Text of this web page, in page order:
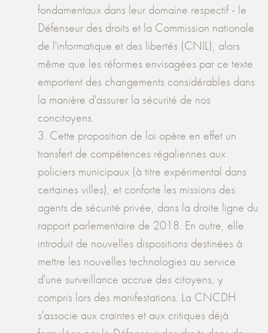
fondamentaux dans leur domaine respectif - le
Défenseur des droits et la Commission nationale
de l'informatique et des libertés (CNIL), alors
même que les réformes envisagées par ce texte
emportent des changements considérables dans
la manière d'assurer la sécurité de nos
concitoyens.
3. Cette proposition de loi opère en effet un
transfert de compétences régaliennes aux
policiers municipaux (à titre expérimental dans
certaines villes), et conforte les missions des
agents de sécurité privée, dans la droite ligne du
rapport parlementaire de 2018. En outre, elle
introduit de nouvelles dispositions destinées à
mettre les nouvelles technologies au service
d'une surveillance accrue des citoyens, y
compris lors des manifestations. La CNCDH
s'associe aux craintes et aux critiques déjà